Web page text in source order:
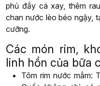
phủ đầy cá xay, thêm
chan nước lèo béo ngậy,
cưỡng.
Các món rim,
linh hồn của bữa
Tôm rim nước mắm: